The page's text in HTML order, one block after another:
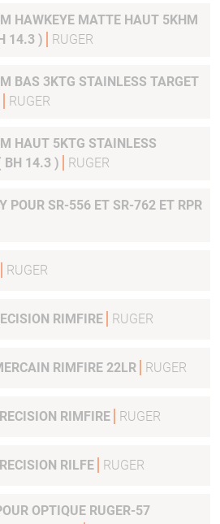
HAWKEYE MATTE HAUT 5KHM
( BH 14.3 )
RUGER
STAINLESS TARGET
RUGER
5KTG STAINLESS
GREY ( BH 14.3 )
RUGER
POUR SR-556 ET SR-762 ET RPR
RUGER
RIMFIRE RUGER
RIMFIRE 22LR RUGER
RIMFIRE RUGER
RILFE RUGER
OPTIQUE RUGER-57